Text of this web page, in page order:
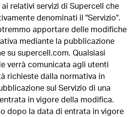
relativi servizi di Supercell che
denominati il "Servizio".
apportare delle modifiche
mediante la pubblicazione
su supercell.com. Qualsiasi
verrà comunicata agli utenti
richieste dalla normativa in
sul Servizio di una
in vigore della modifica.
dopo la data di entrata in vigore